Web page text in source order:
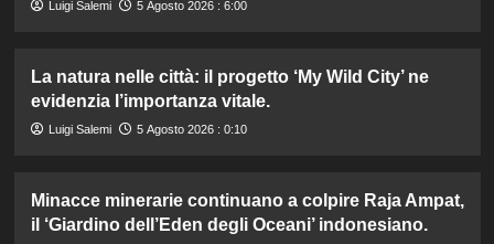
Luigi Salemi 5 Agosto 2026 : 6:00
La natura nelle città: il progetto ‘My Wild City’ ne
evidenzia l’importanza vitale.
Luigi Salemi 5 Agosto 2026 : 0:10
Minacce minerarie continuano a colpire Raja Ampat,
il ‘Giardino dell’Eden degli Oceani’ indonesiano.